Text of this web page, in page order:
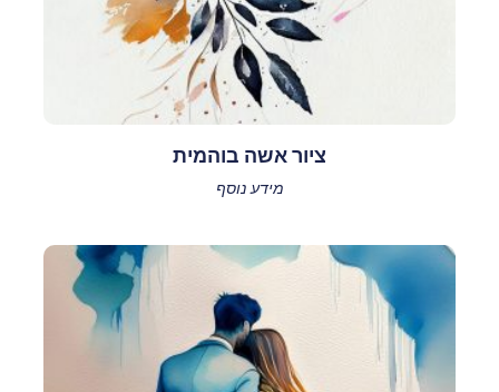
ציור אשה בוהמית
מידע נוסף